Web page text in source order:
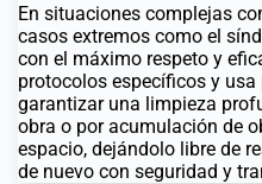
En situaciones complejas
casos extremos como el
con el máximo respeto y
protocolos específicos y
garantizar una limpieza
obra o por acumulación de
espacio, dejándolo libre de
de nuevo con seguridad y